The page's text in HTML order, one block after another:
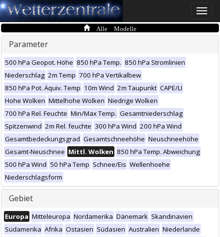
Toggle
Alle Modelle
Parameter
500 hPa Geopot. Höhe 850 hPa Temp. 850 hPa Stromlinien
Niederschlag 2m Temp 700 hPa Vertikalbew
850 hPa Pot. Äquiv. Temp 10m Wind 2m Taupunkt CAPE/LI
Hohe Wolken Mittelhohe Wolken Niedrige Wolken
700 hPa Rel. Feuchte Min/Max Temp. Gesamtniederschlag
Spitzenwind 2m Rel. feuchte 300 hPa Wind 200 hPa Wind
Gesamtbedeckungsgrad Gesamtschneehöhe Neuschneehöhe
Gesamt-Neuschnee Mittl. Wolken 850 hPa Temp. Abweichung
500 hPa Wind 50 hPa Temp Schnee/Eis Wellenhoehe
Niederschlagsform
Gebiet
Europa Mitteleuropa Nordamerika Dänemark Skandinavien
Südamerika Afrika Ostasien Südasien Australien Niederlande